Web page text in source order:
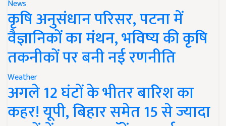
News
कृषि अनुसंधान परिसर, पटना में
वैज्ञानिकों का मंथन, भविष्य की कृषि
तकनीकों पर बनी नई रणनीति
Weather
अगले 12 घंटों के भीतर बारिश का
कहर! यूपी, बिहार समेत 15 से ज्यादा